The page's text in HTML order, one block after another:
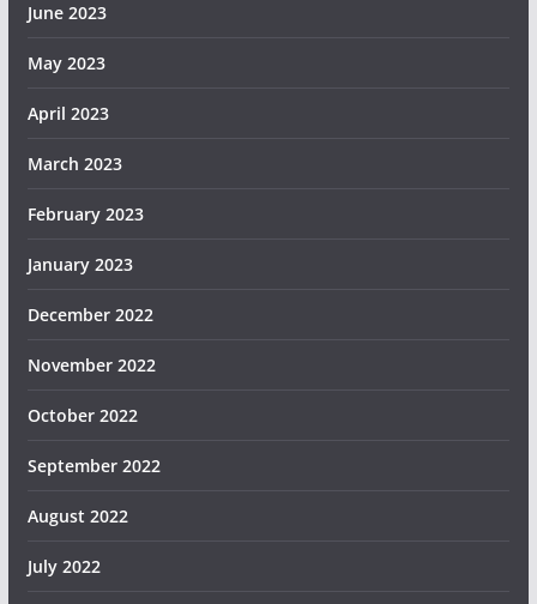
June 2023
May 2023
April 2023
March 2023
February 2023
January 2023
December 2022
November 2022
October 2022
September 2022
August 2022
July 2022